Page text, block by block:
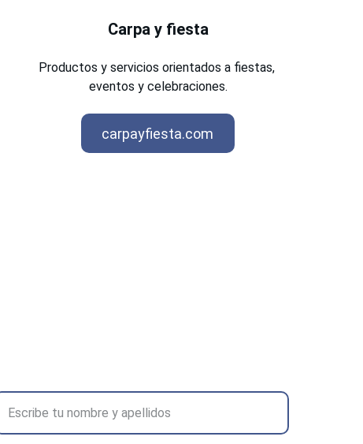
Productos y servicios orientados a fiestas,
eventos y celebraciones.
Carpa y fiesta
carpayfiesta.com